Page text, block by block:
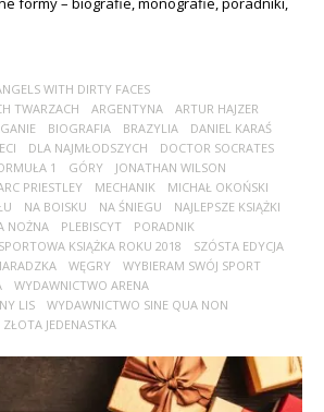
WITH DIRTY FACES
TWARZACH
ARGENTYNA
ARTUR HAJZER
BIOGRAFIA BRAZYLIA
DANIEL KARAŚ
DLA NAJMŁODSZYCH
DOCTOR SOCRATES
1 GÓRY
JONATHAN WILSON
PRIESTLEY MECHANIK
MICHAŁ OKOŃSKI
NA BOISKU NA ŚNIEGU
NAJLEPSZE KSIĄŻKI
NOŻNA PLEBISCYT
PORADNIK
SPORTOWA KSIĄŻKA ROKU 2018
SZÓSTA EDYCJA
WĘGRY
WYBIERAM SWÓJ SPORT
WYDAWNICTWO ARENA
LIS
WYDAWNICTWO SINE QUA NON
ZŁOTA JEDENASTKA